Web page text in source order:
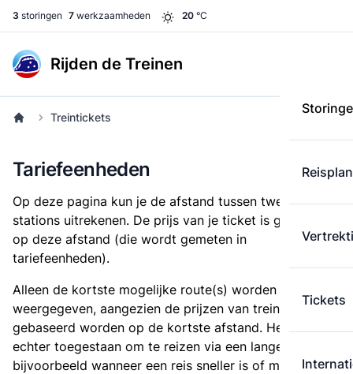
3 storingen 7 werkzaamheden 20 °C
Rijden de Treinen
Tickets
Treintickets
Tariefeenheden
Op deze pagina kun je de afstand tussen twee
stations uitrekenen. De prijs van je ticket is gebaseerd
op deze afstand (die wordt gemeten in
tariefeenheden).
Alleen de kortste mogelijke route(s) worden
weergegeven, aangezien de prijzen van treintickets
gebaseerd worden op de kortste afstand. Het is
echter toegestaan om te reizen via een langere route,
bijvoorbeeld wanneer een reis sneller is of met minder